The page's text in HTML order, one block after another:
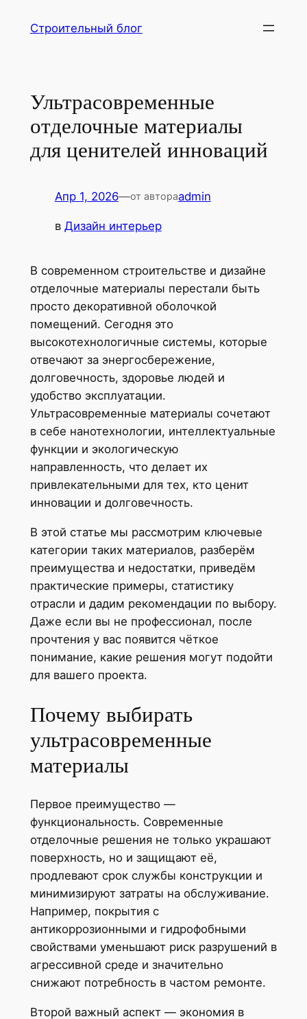
Строительный блог
Ультрасовременные
отделочные материалы
для ценителей инноваций
Апр 1, 2026—от автораadmin
в Дизайн интерьер
В современном строительстве и дизайне
отделочные материалы перестали быть
просто декоративной оболочкой
помещений. Сегодня это
высокотехнологичные системы, которые
отвечают за энергосбережение,
долговечность, здоровье людей и
удобство эксплуатации.
Ультрасовременные материалы сочетают
в себе нанотехнологии, интеллектуальные
функции и экологическую
направленность, что делает их
привлекательными для тех, кто ценит
инновации и долговечность.
В этой статье мы рассмотрим ключевые
категории таких материалов, разберём
преимущества и недостатки, приведём
практические примеры, статистику
отрасли и дадим рекомендации по выбору.
Даже если вы не профессионал, после
прочтения у вас появится чёткое
понимание, какие решения могут подойти
для вашего проекта.
Почему выбирать
ультрасовременные
материалы
Первое преимущество —
функциональность. Современные
отделочные решения не только украшают
поверхность, но и защищают её,
продлевают срок службы конструкции и
минимизируют затраты на обслуживание.
Например, покрытия с
антикоррозионными и гидрофобными
свойствами уменьшают риск разрушений в
агрессивной среде и значительно
снижают потребность в частом ремонте.
Второй важный аспект — экономия в